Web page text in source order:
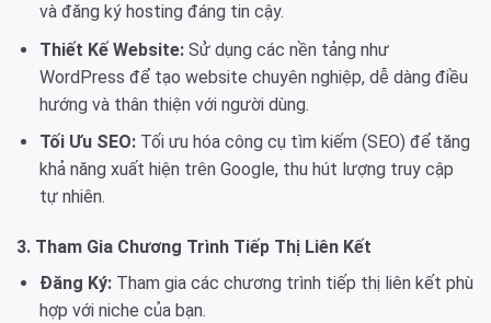
và đăng ký hosting đáng tin cậy.
Thiết Kế Website:Sử dụng các nền tảng như
WordPress để tạo website chuyên nghiệp, dễ dàng điều
hướng và thân thiện với người dùng.
Tối Ưu SEO:Tối ưu hóa công cụ tìm kiếm (SEO) để tăng
khả năng xuất hiện trên Google, thu hút lượng truy cập
tự nhiên.
3. Tham Gia Chương Trình Tiếp Thị Liên Kết
Đăng Ký:Tham gia các chương trình tiếp thị liên kết phù
hợp với niche của bạn.